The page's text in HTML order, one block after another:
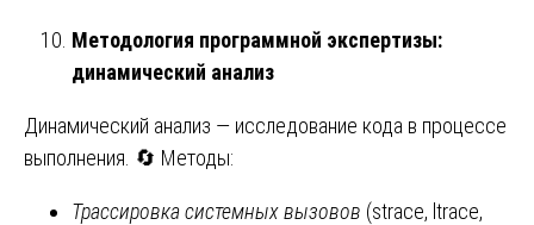
Методология программной экспертизы:
динамический анализ
Динамический анализ — исследование кода в процессе
выполнения. 🔄 Методы:
Трассировка системных вызовов (strace, ltrace,